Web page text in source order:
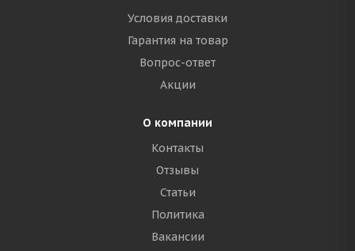
Условия доставки
Гарантия на товар
Вопрос-ответ
Акции
О компании
Контакты
Отзывы
Статьи
Политика
Вакансии